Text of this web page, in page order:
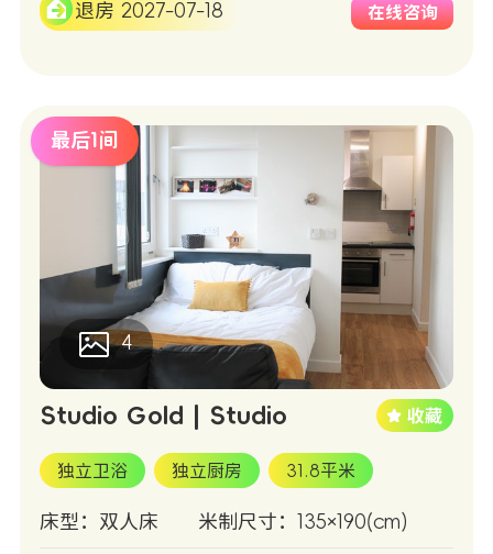
退房 2027-07-18 在线咨询
最后1间
4
Studio Gold | Studio
独立卫浴 独立厨房 31.8平米
床型：双人床 米制尺寸：135×190(cm)